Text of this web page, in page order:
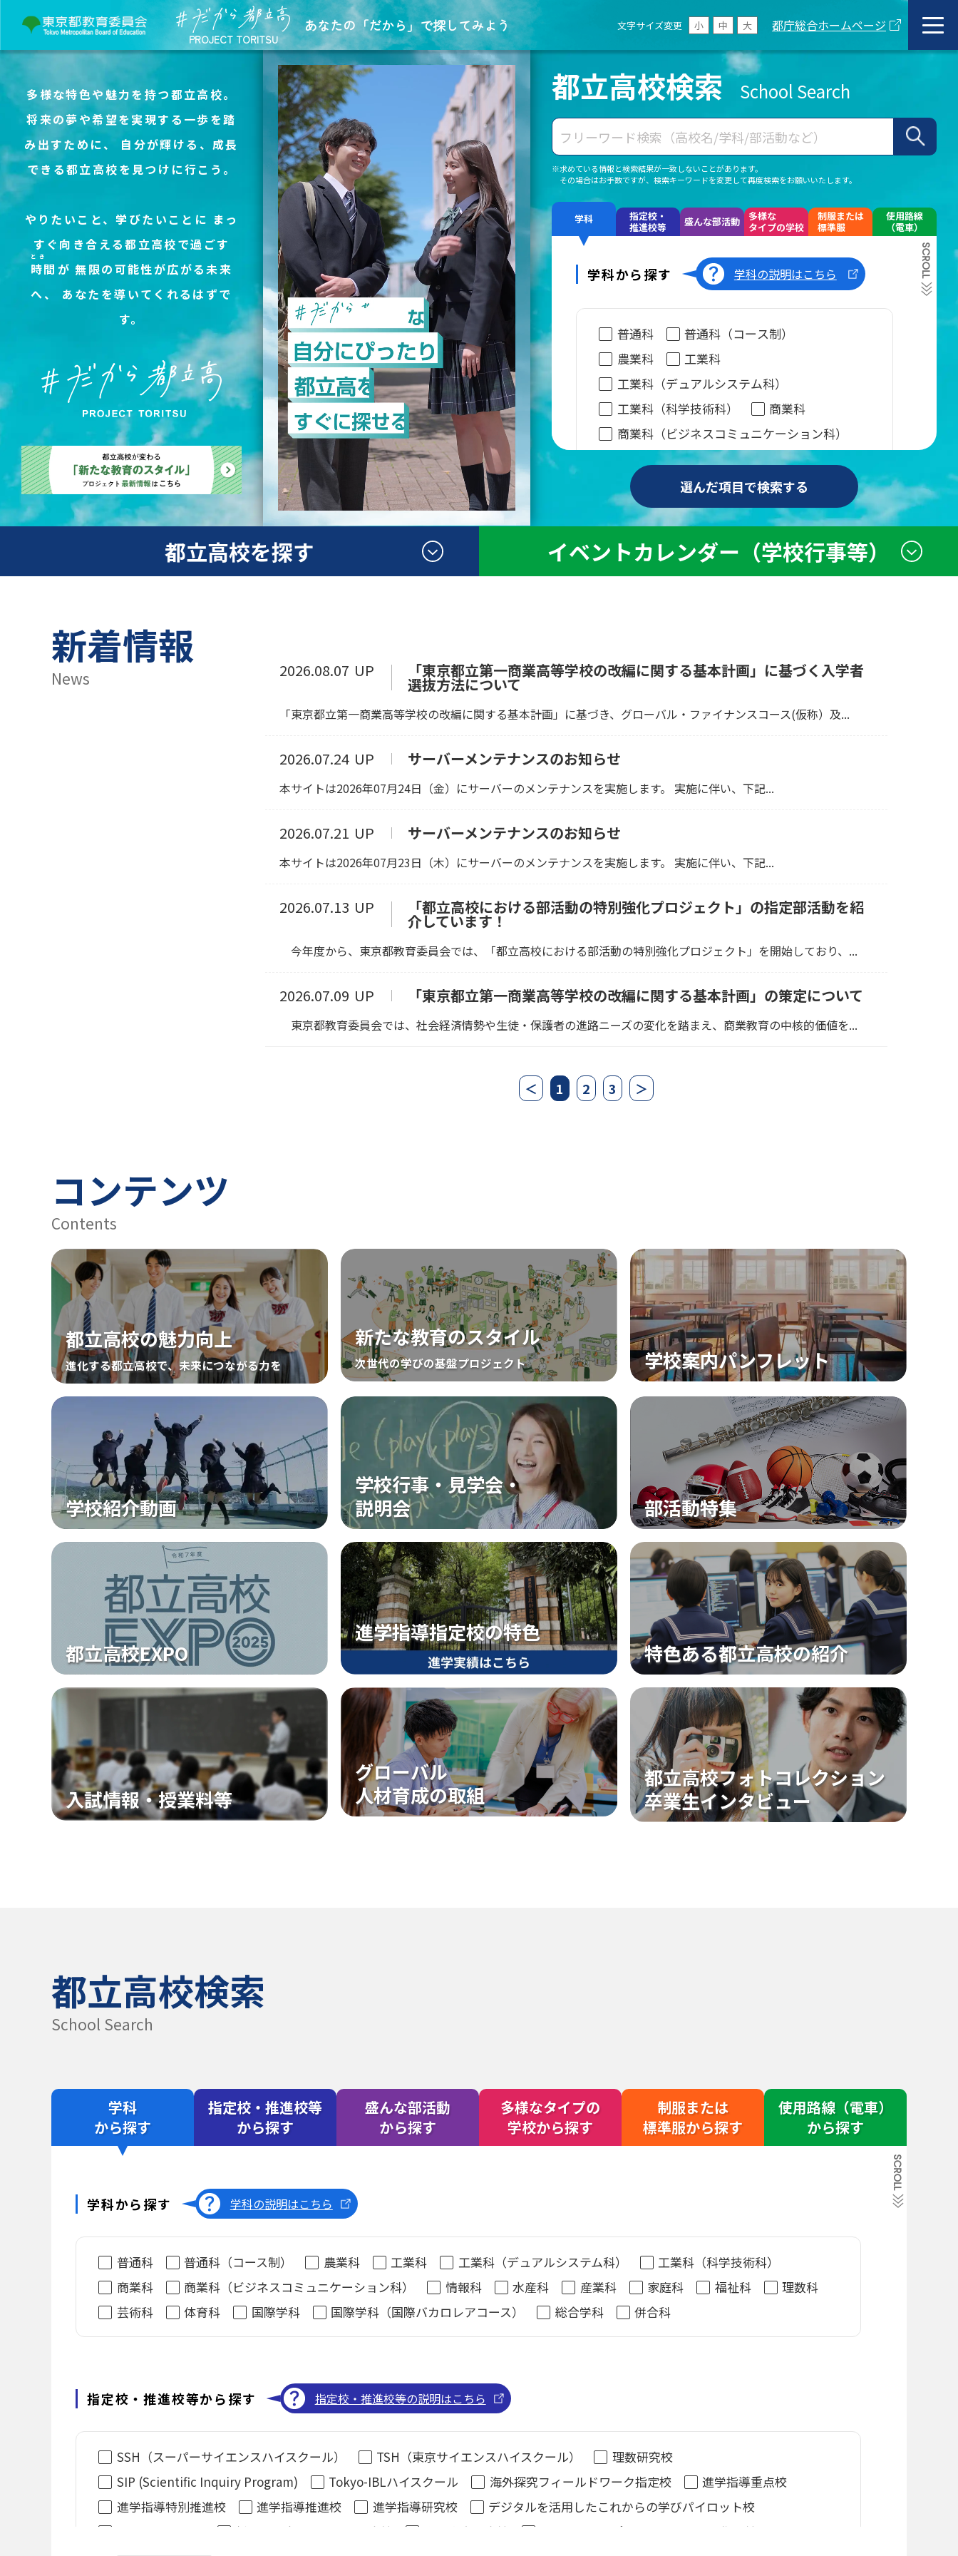
PROJECT TORITSU
あなたの「だから」で探してみよう 文字サイズ変更 小 中 大 都庁総合ホームページ
多様な特色や魅力を持つ都立高校。
将来の夢や希望を実現する一歩を踏
み出すために、
できる都立高校を見つけに行こう。
やりたいこと、学びたいことに
すぐ向き合える都立高校で過ごす
時間
とき
が 無限の可能性が広がる未来
へ、
す。
都立高校検索 School Search
※求めている情報と検索結果が一致しないことがあります。
その場合はお手数ですが、検索キーワードを変更して再度検索をお願いいたします。
SCROLL
学科
指定校・
推進校等
盛んな部活動
多様な
タイプの学校
制服または
標準服
使用路線
（電車）
学科から探す 学科の説明はこちら
普通科
普通科（コース制）
農業科
工業科
工業科（デュアルシステム科）
工業科（科学技術科）
商業科
商業科（ビジネスコミュニケーション科）
水産科 産業科
福祉科
理数科 芸術科
国際学科
総合学科
併合科
TSH（東京サイエンスハイスクール）
理数研究校
海外探究フィールドワーク指定校
デジタルを活用したこれからの学びパイロ
ット校
学力向上研究校
スキルアップ推進校
Education Network School for English
Education）
「AIを活用した英語教育の充実事業」実施
ダイバーシティ推進校
日本語指導推進校
チームメディカル
盛んな部活動
運動系
球技
武道・格闘技系
体操・ダンス・チア
陸上・自転車
登山、山岳
水泳・水上競技
その他運動部
文化系
音楽・声楽系
美術・芸術・芸能・文学
囲碁・将棋・伝統文化系(音楽系除く)
その他文化部
全日制（学年制）
全日制（単位制）
定時制（学年制・夜間）
定時制（単位制・昼夜間）
定時制（単位制・夜間）
通信制
制服または標準
服から探す
各校の制服一覧はこちら
全日制​
選んだ項目で検索する
都立高校を探す イベントカレンダー （学校行事等）
新着情報
News 2026.08.07 UP 「東京都立第一商業高等学校の改編に関する基本計画」に基づく入学者
選抜方法について​
「東京都立第一商業高等学校の改編に関する基本計画」に基づき、グローバル・ファイナンスコース(仮称）及...
2026.07.24 UP サーバーメンテナンスのお知らせ
本サイトは2026年07月24日（金）にサーバーのメンテナンスを実施します。 実施に伴い、下記...
2026.07.21 UP サーバーメンテナンスのお知らせ
本サイトは2026年07月23日（木）にサーバーのメンテナンスを実施します。 実施に伴い、下記...
2026.07.13 UP 「都立高校における部活動の特別強化プロジェクト」の指定部活動を紹
介しています！ ​
今年度から、東京都教育委員会では、「都立高校における部活動の特別強化プロジェクト」を開始しており、...
2026.07.09 UP 「東京都立第一商業高等学校の改編に関する基本計画」の策定について
東京都教育委員会では、社会経済情勢や生徒・保護者の進路ニーズの変化を踏まえ、商業教育の中核的価値を...
＜ 1 2 3 ＞
コンテンツ
Contents
都立高校の魅力向上
進化する都立高校で、未来につながる力を
新たな教育のスタイル
次世代の学びの基盤プロジェクト 学校案内パンフレット
学校紹介動画
学校行事・見学会・
説明会
部活動特集
都立高校EXPO
進学指導指定校の特色
特色ある都立高校の紹介
入試情報・授業料等
グローバル
人材育成の取組
都立高校フォトコレクション
卒業生インタビュー
都立高校検索
School Search
SCROLL
学科
から探す
指定校・推進校等
から探す
盛んな部活動
から探す
多様なタイプの
学校から探す
制服または
標準服から探す
使用路線（電車）
から探す
学科から探す 学科の説明はこちら
普通科 普通科（コース制） 農業科 工業科 工業科（デュアルシステム科）
工業科（科学技術科）
商業科
商業科（ビジネスコミュニケーション科） 情報科 水産科 産業科 家庭科 福祉科
理数科
芸術科
体育科 国際学科 国際学科（国際バカロレアコース） 総合学科 併合科
指定校・推進校等から探す 指定校・推進校等の説明はこちら
SSH（スーパーサイエンスハイスクール） TSH（東京サイエンスハイスクール）
理数研究校
SIP (Scientific Inquiry Program)
Tokyo-IBLハイスクール 海外探究フィールドワーク指定校
進学指導重点校
進学指導特別推進校
進学指導推進校 進学指導研究校
デジタルを活用したこれからの学びパイロット校
新たな教育のスタイル研究校 学力向上研究校
エンジョイスポーツプロジェクト指定校